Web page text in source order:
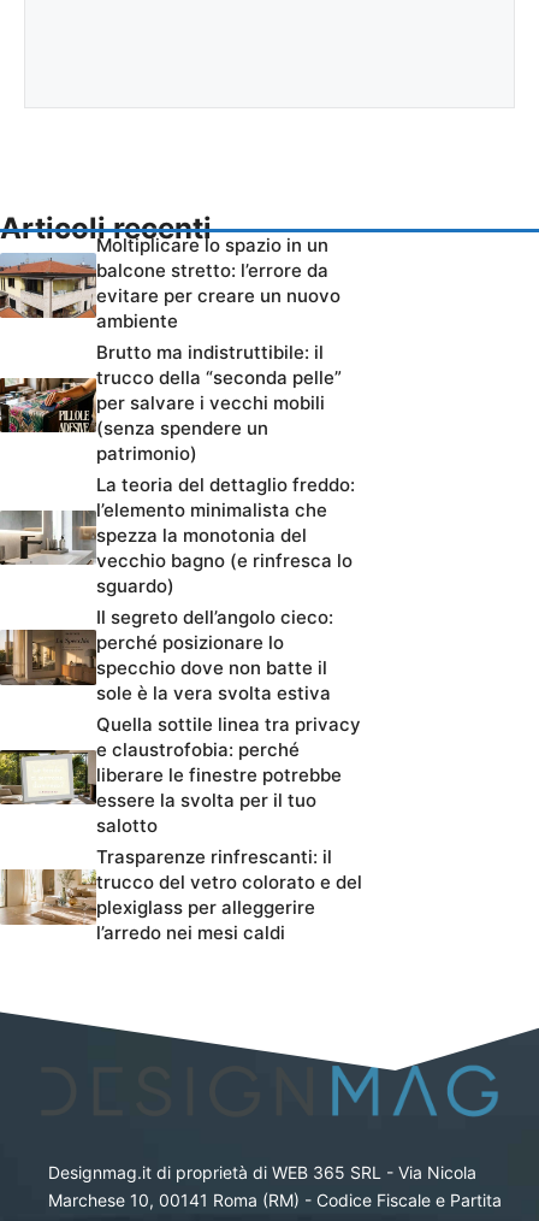
Articoli recenti
Moltiplicare lo spazio in un
balcone stretto: l’errore da
evitare per creare un nuovo
ambiente
Brutto ma indistruttibile: il
trucco della “seconda pelle”
per salvare i vecchi mobili
(senza spendere un
patrimonio)
La teoria del dettaglio freddo:
l’elemento minimalista che
spezza la monotonia del
vecchio bagno (e rinfresca lo
sguardo)
Il segreto dell’angolo cieco:
perché posizionare lo
specchio dove non batte il
sole è la vera svolta estiva
Quella sottile linea tra privacy
e claustrofobia: perché
liberare le finestre potrebbe
essere la svolta per il tuo
salotto
Trasparenze rinfrescanti: il
trucco del vetro colorato e del
plexiglass per alleggerire
l’arredo nei mesi caldi
Designmag.it di proprietà di WEB 365 SRL - Via Nicola
Marchese 10, 00141 Roma (RM) - Codice Fiscale e Partita